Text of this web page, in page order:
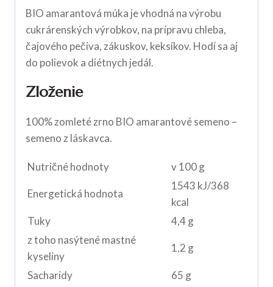
BIO amarantová múka je vhodná na výrobu
cukrárenských výrobkov, na prípravu chleba,
čajového pečiva, zákuskov, keksíkov. Hodí sa aj
do polievok a diétnych jedál.
Zloženie
100% zomleté zrno BIO amarantové semeno –
semeno z láskavca.
Nutričné hodnoty v 100 g
Energetická hodnota
1543 kJ/368
kcal
Tuky
4,4 g
z toho nasýtené mastné
kyseliny
1,2 g
Sacharidy
65 g